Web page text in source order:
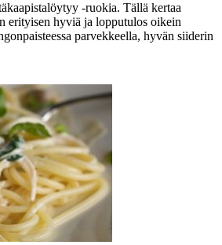
-ruokia. Tällä kertaa
erityisen hyviä ja lopputulos oikein
parvekkeella, hyvän siiderin